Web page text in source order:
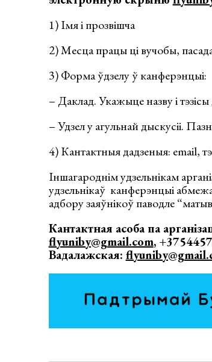
1) Імя і прозвішча
2) Месца працы ці вучобы,
3) Форма ўдзелу ў канферэнцыі:
– Даклад. Укажыце назву і
– Удзел у агульнай дыскусіі.
4) Кантактныя дадзеныя: email,
Іншагароднім удзельнікам
удзельнікаў канферэнцыі
адбору заяўнікоў паводле
Кантактная асоба па
flyuniby@gmail.com,
Вадалажская: